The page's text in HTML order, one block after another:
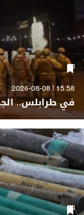
15:58 | 2026-08-08
في طرابلس..